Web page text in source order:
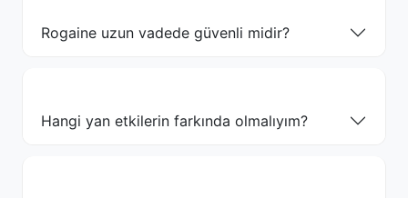
Rogaine uzun vadede güvenli midir?
Hangi yan etkilerin farkında olmalıyım?